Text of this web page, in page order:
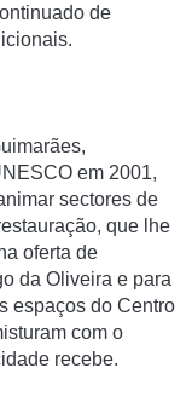
de
em 2001,
sectores de
que lhe
oferta de
da Oliveira e para
espaços do Centro
com o
recebe.